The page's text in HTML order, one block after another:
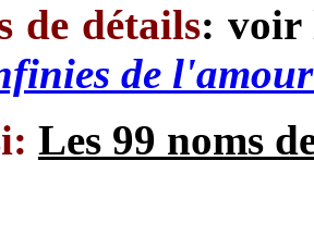
de détails: voir
de
Les 99 noms